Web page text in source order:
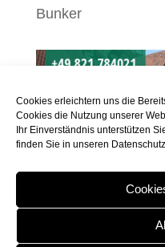
Cookies erleichtern uns die
Cookies die Nutzung unserer
Ihr Einverständnis unterstützen
finden Sie in unseren
Bunker